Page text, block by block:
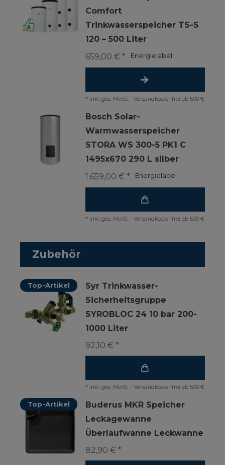
Comfort
Trinkwasserspeicher TS-S
120 – 500 Liter
Energielabel
659,00 € *
* inkl. ges. MwSt. - Versandkostenfrei ab 500 €
Bosch Solar-
Warmwasserspeicher
STORA WS 300-5 PK1 C
1495x670 290 L silber
Energielabel
1.659,00 € *
* inkl. ges. MwSt. - Versandkostenfrei ab 500 €
Zubehör
Top-Artikel
Syr Trinkwasser-
Sicherheitsgruppe
SYROBLOC 24 10 bar 200-
1000 Liter
92,10 € *
* inkl. ges. MwSt. - Versandkostenfrei ab 500 €
Top-Artikel
Buderus MKR Speicher
Leckagewanne
Überlaufwanne Leckwanne
82,90 € *